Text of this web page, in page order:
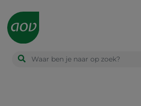
Main
navigation